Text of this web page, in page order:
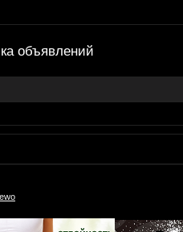
объявлений